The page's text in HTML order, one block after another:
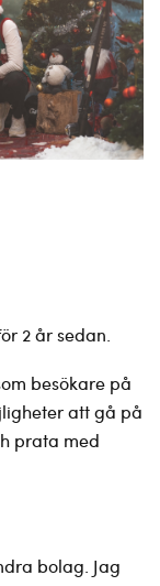
2 år sedan.
besökare på
att gå på
prata med
bolag. Jag